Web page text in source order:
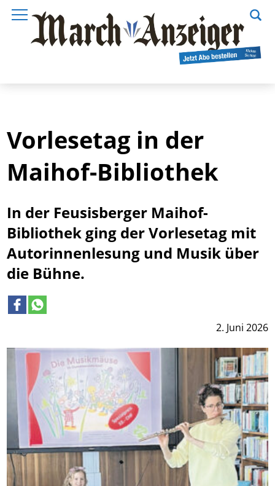
2. Juni 2026
Vorlesetag in der
Maihof-Bibliothek
In der Feusisberger Maihof-
Bibliothek ging der Vorlesetag mit
Autorinnenlesung und Musik über
die Bühne.